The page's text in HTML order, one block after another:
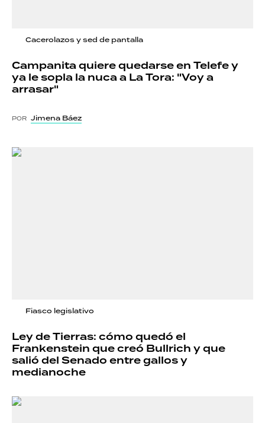
Cacerolazos y sed de pantalla
Campanita quiere quedarse en Telefe y
ya le sopla la nuca a La Tora: "Voy a
arrasar"
POR Jimena Báez
Fiasco legislativo
Ley de Tierras: cómo quedó el
Frankenstein que creó Bullrich y que
salió del Senado entre gallos y
medianoche